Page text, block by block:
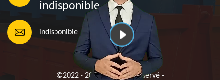
indisponible
indisponible
©2022 - 2026 Tout droit réservé -